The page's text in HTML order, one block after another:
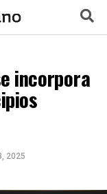
incorpora
2025